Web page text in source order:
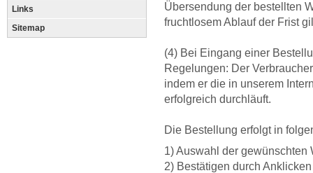
Links
Sitemap
Übersendung der bestellten
fruchtlosem Ablauf der Frist
(4) Bei Eingang einer
Regelungen: Der
indem er die in unserem
erfolgreich durchläuft.
Die Bestellung erfolgt in
1) Auswahl der gewünschten
2) Bestätigen durch